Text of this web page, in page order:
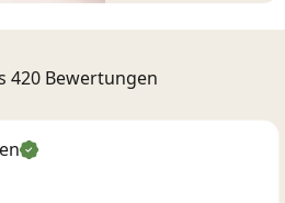
420 Bewertungen